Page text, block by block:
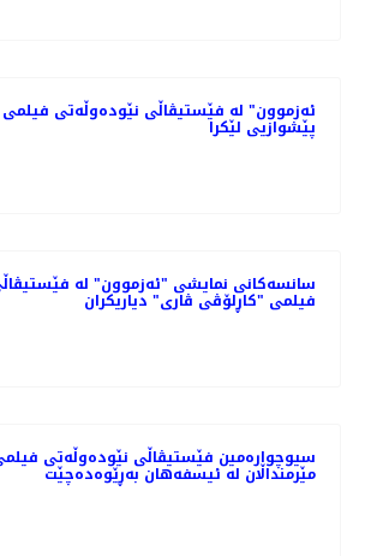
پێشوازیی لێکرا
سانسه‌کانی نمایشی "ئەزموون" لە
فیلمی "کاڕلۆڤی ڤاری" دیاریکران
سیوچوارەمین فێستیڤاڵی نێودەوڵەتی
مێرمنداڵان لە ئیسفەهان بەڕێوەدەچێت